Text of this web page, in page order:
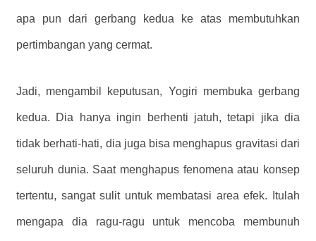
apa pun dari gerbang kedua ke atas membutuhkan
pertimbangan yang cermat.
Jadi, mengambil keputusan, Yogiri membuka gerbang
kedua. Dia hanya ingin berhenti jatuh, tetapi jika dia
tidak berhati-hati, dia juga bisa menghapus gravitasi dari
seluruh dunia. Saat menghapus fenomena atau konsep
tertentu, sangat sulit untuk membatasi area efek. Itulah
mengapa dia ragu-ragu untuk mencoba membunuh